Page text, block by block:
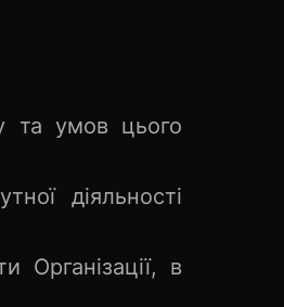
та умов цього
діяльності
Організації, в